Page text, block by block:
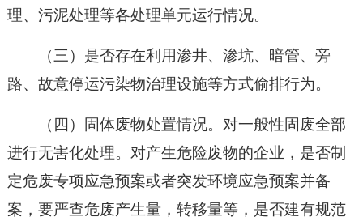
理、污泥处理等各处理单元运行情况。
（三）是否存在利用渗井、渗坑、暗管、旁
路、故意停运污染物治理设施等方式偷排行为。
（四）固体废物处置情况。对一般性固废全部
进行无害化处理。对产生危险废物的企业，是否制
定危废专项应急预案或者突发环境应急预案并备
案，要严查危废产生量，转移量等，是否建有规范